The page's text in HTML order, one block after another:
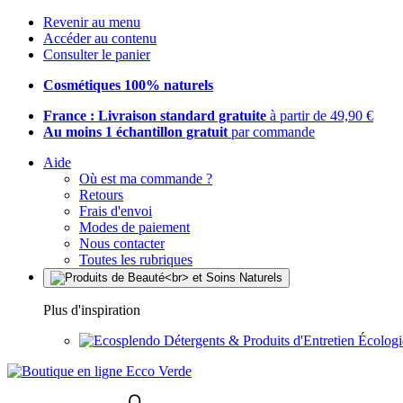
Revenir au menu
Accéder au contenu
Consulter le panier
Cosmétiques 100% naturels
France : Livraison standard gratuite à partir de 49,90 €
Au moins 1 échantillon gratuit par commande
Aide
Où est ma commande ?
Retours
Frais d'envoi
Modes de paiement
Nous contacter
Toutes les rubriques
Plus d'inspiration
Détergents & Produits d'Entretien